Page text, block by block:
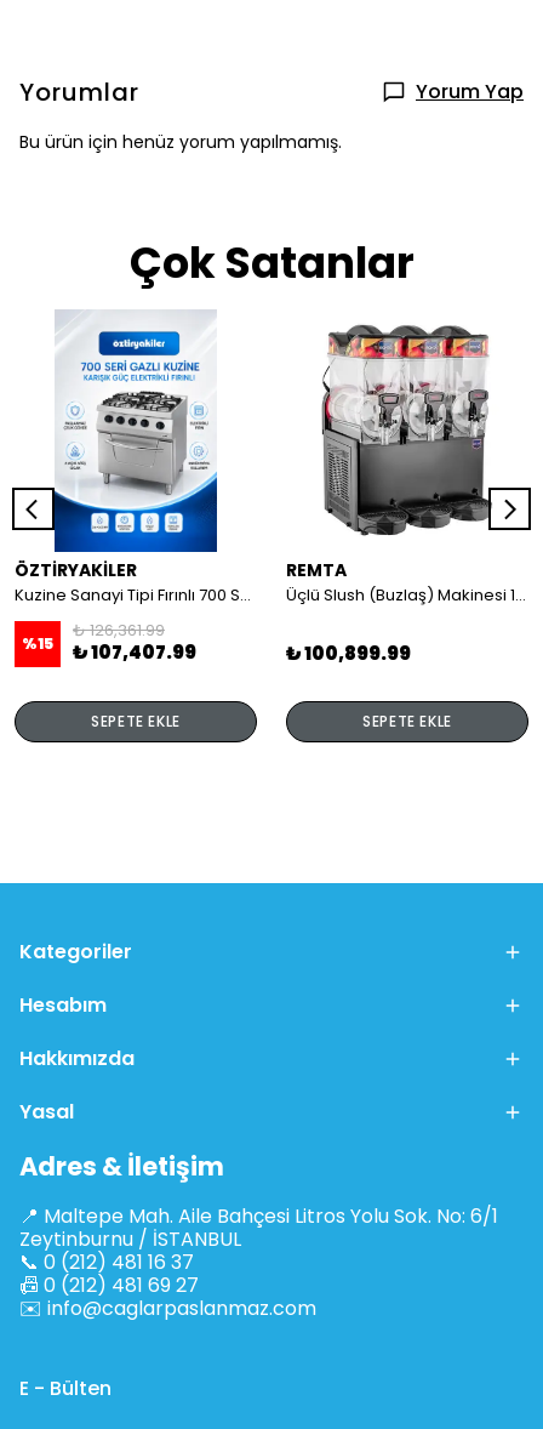
Yorumlar Yorum Yap
Bu ürün için henüz yorum yapılmamış.
Çok Satanlar
ÖZTİRYAKİLER
Kuzine Sanayi Tipi Fırınlı 700 Seri Gazlı 4 Açık Ateş 80x70x85 (Lp)-2X6Kw+2X7,5Kw+6Kw Elektrikli Fırın
%15
₺ 126,361.99
₺ 107,407.99
SEPETE EKLE
REMTA
Üçlü Slush (Buzlaş) Makinesi 12+12+12 lt
₺ 100,899.99
SEPETE EKLE
Kategoriler
Hesabım
Hakkımızda
Yasal
Adres & İletişim
📍 Maltepe Mah. Aile Bahçesi Litros Yolu Sok. No: 6/1
Zeytinburnu / İSTANBUL
📞 0 (212) 481 16 37
📠 0 (212) 481 69 27
✉️ info@caglarpaslanmaz.com
E - Bülten